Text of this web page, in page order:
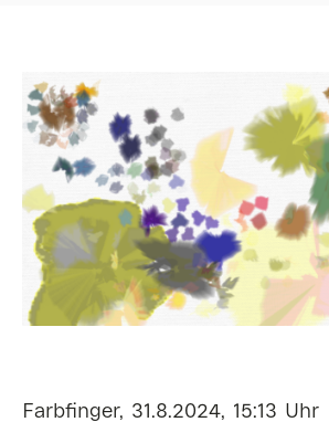
Farbfinger, 31.8.2024, 15:13 Uhr